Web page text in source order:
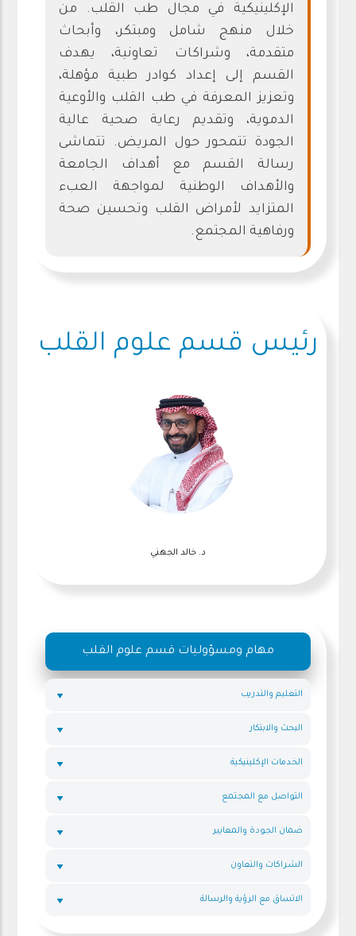
الإكلينيكية في مجال طب القلب. من
خلال منهج شامل ومبتكر، وأبحاث
متقدمة، وشراكات تعاونية، يهدف
القسم إلى إعداد كوادر طبية مؤهلة،
وتعزيز المعرفة في طب القلب والأوعية
الدموية، وتقديم رعاية صحية عالية
الجودة تتمحور حول المريض. تتماشى
رسالة القسم مع أهداف الجامعة
والأهداف الوطنية لمواجهة العبء
المتزايد لأمراض القلب وتحسين صحة
ورفاهية المجتمع.
رئيس قسم علوم القلب
د. خالد الجهني
مهام ومسؤوليات قسم علوم القلب
التعليم والتدريب
البحث والابتكار
الخدمات الإكلينيكية
التواصل مع المجتمع
ضمان الجودة والمعايير
الشراكات والتعاون
الاتساق مع الرؤية والرسالة